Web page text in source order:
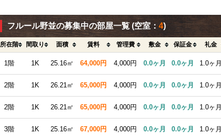
フルール野並の募集中の部屋一覧 (空室： 4)
所在階 間取り 面積 賃料 管理費 敷金 保証金 礼金
1階 1K 25.16㎡ 64,000円 4,000円 0.0ヶ月 0.0ヶ月 1.0ヶ月
2階 1K 26.21㎡ 65,000円 4,000円 0.0ヶ月 0.0ヶ月 1.0ヶ月
2階 1K 26.21㎡ 65,000円 4,000円 0.0ヶ月 0.0ヶ月 1.0ヶ月
3階 1K 25.16㎡ 67,000円 4,000円 0.0ヶ月 0.0ヶ月 1.0ヶ月